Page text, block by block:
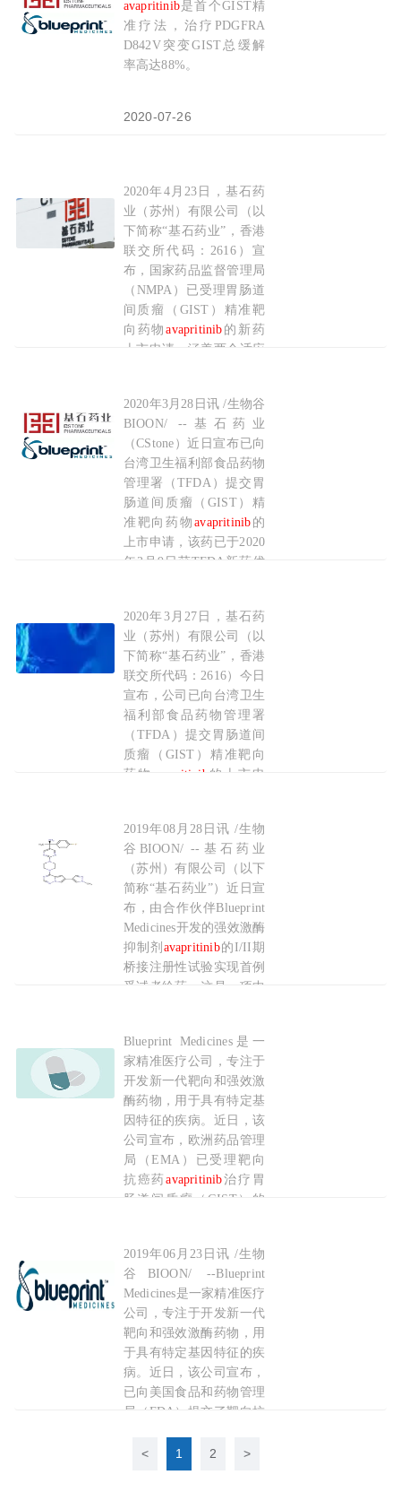
avapritinib是首个GIST精
准疗法，治疗PDGFRA
D842V突变GIST总缓解
率高达88%。
2020-07-26
国家药品监督管理局（NMPA）受理同类首创胃
2020年4月23日，基石药
业（苏州）有限公司（以
下简称“基石药业”，香港
联交所代码：2616）宣
布，国家药品监督管理局
（NMPA）已受理胃肠道
间质瘤（GIST）精准靶
向药物avapritinib 的新药
上市申请，涵盖两个适应
α（PDGFRA）外显子18
突变（包括PDGFRA
D842V突变）的不可手术
切除或转移性G
2020-04-24
基石药业在台湾提交靶向抗癌药
2020年3月28日讯 /生物谷
BIOON/ --基石药业
（CStone）近日宣布已向
台湾卫生福利部食品药物
管理署（TFDA）提交胃
肠道间质瘤（GIST）精
准靶向药物avapritinib 的
上市申请，该药已于2020
年3月9日获TFDA新药优
带血小板衍生生长因子受
体α（PDGFRA）基因18
号外显子（包括PD
2020-03-28
基石药业在台湾递交胃肠道间质瘤（GIST）精准
2020年3月27日，基石药
业（苏州）有限公司（以
下简称“基石药业”，香港
联交所代码：2616）今日
宣布，公司已向台湾卫生
福利部食品药物管理署
（TFDA）提交胃肠道间
质瘤（GIST）精准靶向
药物
avapritinib 的上市申
审查资格认定。该药物将
用于治疗携带血小板衍生
生长因子受体
α（PDGFRA）外显子18
2020-03-27
基石药业avapritinib晚期GIST I/II期桥接注册试
2019年08月28日讯 /生物
谷BIOON/ --基石药业
（苏州）有限公司（以下
简称“基石药业”）近日宣
布，由合作伙伴Blueprint
Medicines开发的强效激酶
抑制剂 avapritinib的I/II期
桥接注册性试验实现首例
受试者给药。这是一项中
量扩展试验，目的是评估
avapritinib 在不可手术切
除或转移性胃肠道间质瘤
（GIST）患者中
2019-08-28
avapritinib欧洲申请上市 基石完成中国首例受试
Blueprint Medicines是一
家精准医疗公司，专注于
开发新一代靶向和强效激
酶药物，用于具有特定基
因特征的疾病。近日，该
公司宣布，欧洲药品管理
局（EMA）已受理靶向
抗癌药avapritinib治疗胃
肠道间质瘤（GIST）的
18号外显子突变的GIST
患者，不论之前接受的疗
法如何；（2）四线GIST
患者。这两类GIST患者
的预后很差，目前没有有
2019-07-20
强效激酶抑制剂avapritinib
2019年06月23日讯 /生物
谷BIOON/ --Blueprint
Medicines是一家精准医疗
公司，专注于开发新一代
靶向和强效激酶药物，用
于具有特定基因特征的疾
病。近日，该公司宣布，
已向美国食品和药物管理
局（FDA）提交了靶向抗
请（NDA）。该药是一种
强效、高选择性KIT和
< 1 2 >